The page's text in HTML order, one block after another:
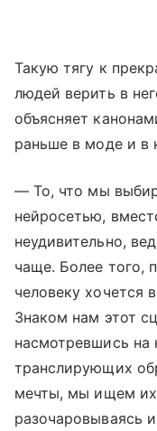
Такую тягу к
людей верить в
объясняет
раньше в моде и в
— То, что мы
нейросетью,
неудивительно,
чаще. Более того,
человеку хочется
Знаком нам этот
насмотревшись на
транслирующих
мечты, мы ищем их
разочаровываясь